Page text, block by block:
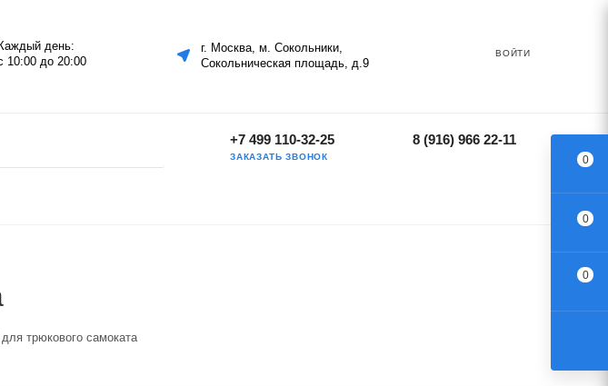
день:
10:00 до 20:00
г. Москва, м. Сокольники,
Сокольническая площадь, д.9
ВОЙТИ
+7 499 110-32-25
ЗАКАЗАТЬ ЗВОНОК
8 (916) 966 22-11
трюкового самоката
0
0
0